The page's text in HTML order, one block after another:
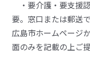
・要介護・要支援
要。窓口または郵送
広島市ホームページ
面のみを記載の上ご